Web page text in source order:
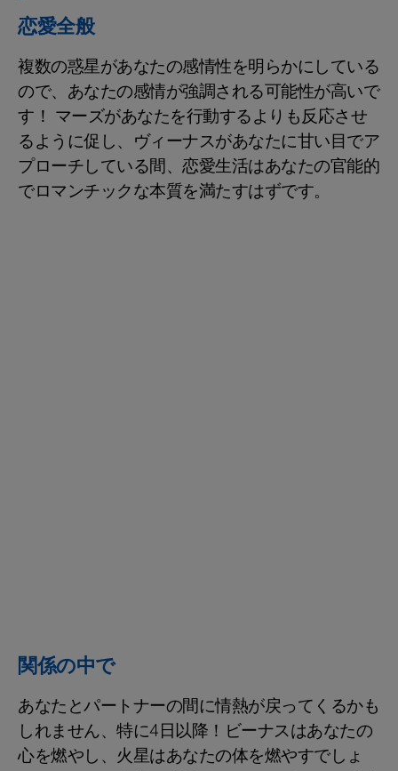
恋愛全般
複数の惑星があなたの感情性を明らかにしている
ので、あなたの感情が強調される可能性が高いで
す！ マーズがあなたを行動するよりも反応させ
るように促し、ヴィーナスがあなたに甘い目でア
プローチしている間、恋愛生活はあなたの官能的
でロマンチックな本質を満たすはずです。
関係の中で
あなたとパートナーの間に情熱が戻ってくるかも
しれません、特に4日以降！ビーナスはあなたの
心を燃やし、火星はあなたの体を燃やすでしょ